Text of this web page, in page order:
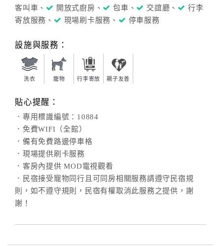
客叫車、
開放式廚房、 包車、 交誼廳、
行李
寄放服務、
現場刷卡服務、 停車服務
設施與服務：
洗衣 寵物 行李寄放 親子友善
貼心提醒：
．專用標識編號：10884
．免費WIFI（全館）
．備有免費路邊停車格
．現場提供刷卡服務
．客房內提供 MOD電視觀看
．民宿接受寵物同行且可同房相關服務請遵守民宿規
則，如不遵守規則，民宿有權取消此服務之提供，謝
謝！